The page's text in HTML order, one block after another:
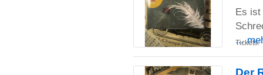
Es ist
...
Tickets:
Der